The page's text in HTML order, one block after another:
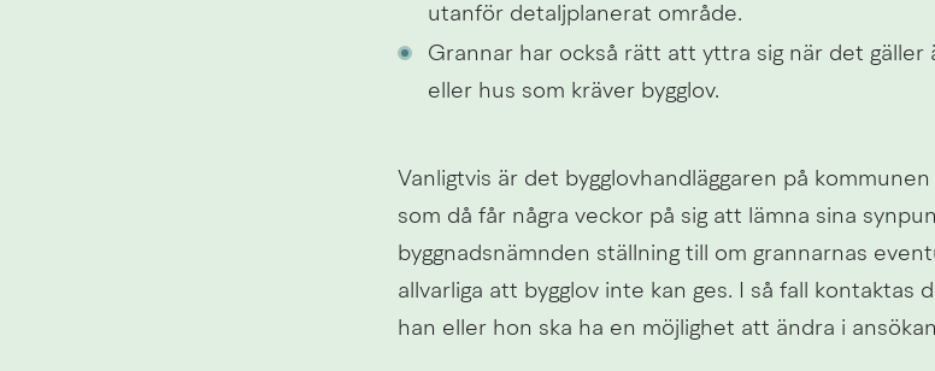
utanför detaljplanerat område.
Grannar har också rätt att yttra sig när det gäller
eller hus som kräver bygglov.
Vanligtvis är det bygglovhandläggaren på
som då får några veckor på sig att lämna sina
byggnadsnämnden ställning till om grannarnas
allvarliga att bygglov inte kan ges. I så fall kontaktas
han eller hon ska ha en möjlighet att ändra i